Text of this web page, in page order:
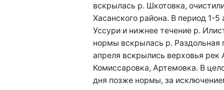
вскрылась р. Шкотовка,
Хасанского района. В период 1-
Уссури и нижнее течение р.
нормы вскрылась р. Раздольная
апреля вскрылись верховья рек
Комиссаровка, Артемовка. В
дня позже нормы, за